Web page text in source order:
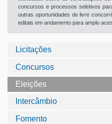
Licitações
Concursos
Eleições
Intercâmbio
Fomento
concursos e processos seletivos
outras oportunidades de livre
editais em andamento para amplo